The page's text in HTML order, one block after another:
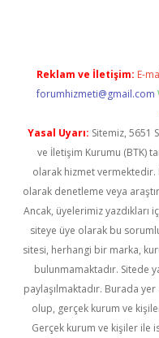
Reklam ve İletişim: E-
forumhizmeti@gmail.com
Yasal Uyarı: Sitemiz, 5651
ve İletişim Kurumu (BTK)
olarak hizmet
olarak denetleme veya
Ancak, üyelerimiz yazdıkları
siteye üye olarak bu
sitesi, herhangi bir marka,
bulunmamaktadır. Sitede
paylaşılmaktadır. Burada
olup, gerçek kurum ve
Gerçek kurum ve kişiler ile